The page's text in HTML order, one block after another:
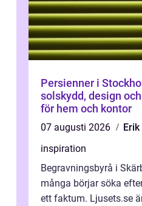
Persienner i
solskydd, design
för hem och kontor
07 augusti 2026
inspiration
Begravningsbyrå i
många börjar söka
ett faktum. Ljusets.se